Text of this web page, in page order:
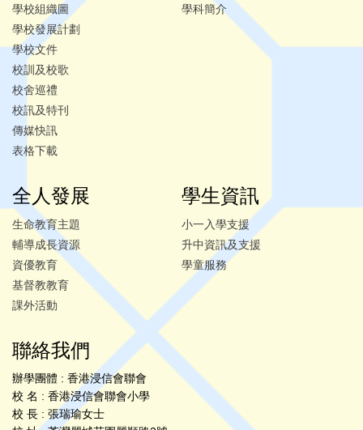
學校組織圖
學校發展計劃
學校文件
校訓及校歌
校舍巡禮
校訊及特刊
傳媒快訊
表格下載
學科簡介
全人發展
生命教育主題
輔導成長資源
資優教育
基督教教育
課外活動
學生資訊
小一入學支援
升中資訊及支援
學童服務
聯絡我們
辦學團體 : 香港浸信會聯會
校 名 : 香港浸信會聯會小學
校 長 : 張瑞瑜女士